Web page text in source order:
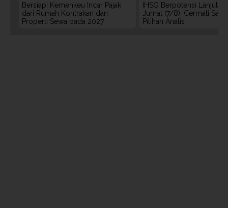
Bersiap! Kemenkeu Incar Pajak
dari Rumah Kontrakan dan
Properti Sewa pada 2027
IHSG Berpotensi Lanjut
Jumat (7/8), Cermati
Pilihan Analis